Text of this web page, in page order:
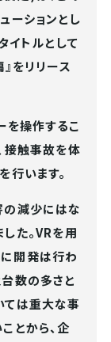
ーションとし
イトルとして
をリリース
を操作するこ
接触事故を体
行います。
の減少にはな
た。VRを用
開発は行わ
数の多さと
ては重大な事
とから、企